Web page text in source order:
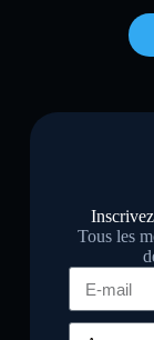
Tous les